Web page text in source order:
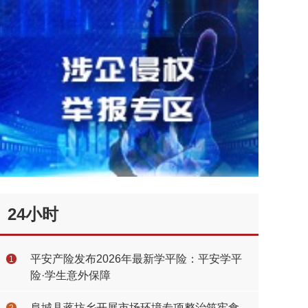
24小时
1
平安产险发布2026年最新学平险：平安学平
险·学生意外保障